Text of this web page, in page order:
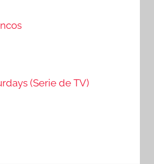
(Serie de TV)